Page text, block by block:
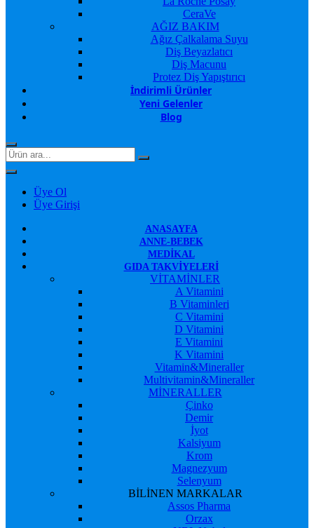
CeraVe
AĞIZ BAKIM
Ağız Çalkalama Suyu
Diş Beyazlatıcı
Diş Macunu
Protez Diş Yapıştırıcı
İndirimli Ürünler
Yeni Gelenler
Blog
Üye Ol
Üye Girişi
ANASAYFA
ANNE-BEBEK
MEDIKAL
GIDA TAKVIYELERI
VİTAMİNLER
A Vitamini
B Vitaminleri
C Vitamini
D Vitamini
E Vitamini
K Vitamini
Vitamin&Mineraller
Multivitamin&Mineraller
MİNERALLER
Çinko
Demir
İyot
Kalsiyum
Krom
Magnezyum
Selenyum
BİLİNEN MARKALAR
Assos Pharma
Orzax